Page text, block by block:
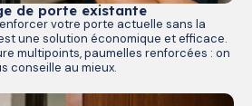
de porte existante
votre porte actuelle sans la
une solution économique et efficace.
multipoints, paumelles renforcées : on
conseille au mieux.